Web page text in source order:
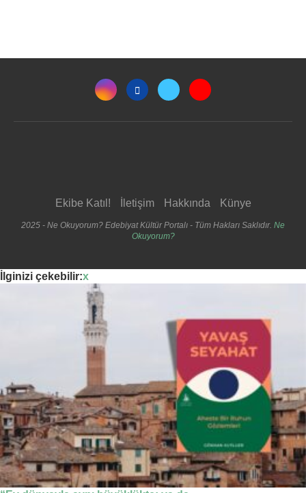
Ekibe Katıl! İletişim Hakkında Künye
2025 - Ne Okuyorum? Edebiyat Kültür Portalı - Tüm Hakları Saklıdır. Ne
Okuyorum?
İlginizi çekebilir:x